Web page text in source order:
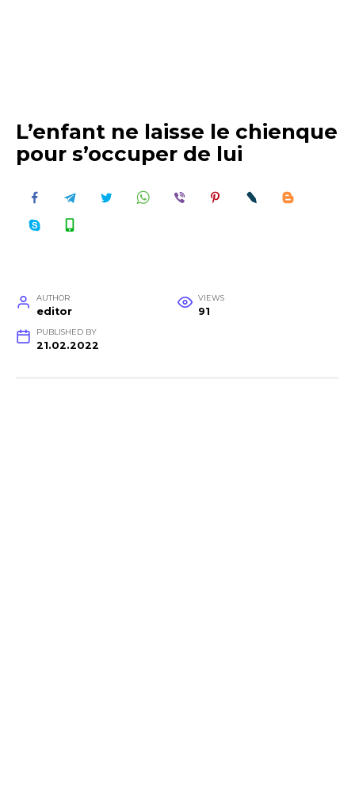
L’enfant ne laisse le chienque
pour s’occuper de lui
AUTHOR
editor
VIEWS
91
PUBLISHED BY
21.02.2022